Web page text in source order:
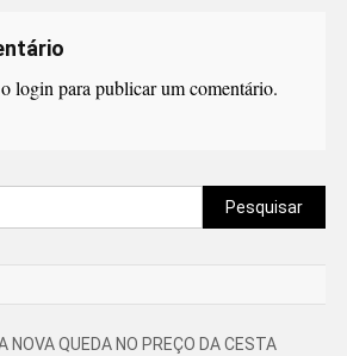
loginpara publicar um comentário.
Pesquisar
por:
NOVA QUEDA NO PREÇO DA CESTA